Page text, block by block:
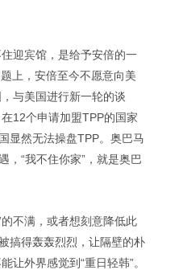
迎宾馆，是给予安倍的一
上，安倍至今不愿意向美
与美国进行新一轮的谈
12个申请加盟TPP的国家
显然无法操盘TPP。奥巴马
，“我不住你家”，就是奥巴
不满，或者想刻意降低此
搞得轰轰烈烈，让隔壁的朴
外界感觉到“重日轻韩”。